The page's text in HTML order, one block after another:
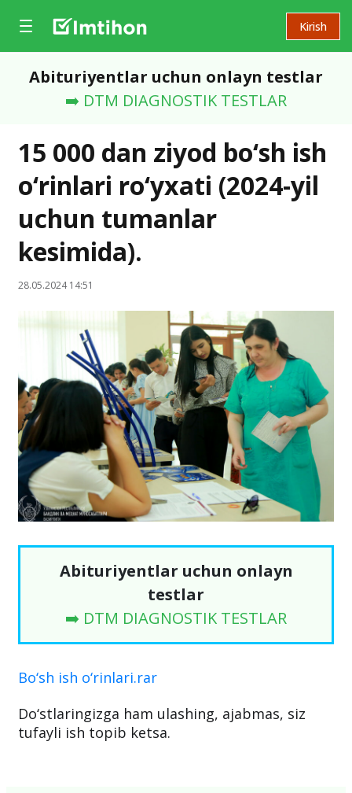
Kirish
Abituriyentlar uchun onlayn testlar
➡️ DTM DIAGNOSTIK TESTLAR
15 000 dan ziyod bo‘sh ish
o‘rinlari ro‘yxati (2024-yil
uchun tumanlar
kesimida).
28.05.2024 14:51
Abituriyentlar uchun onlayn
testlar
➡️ DTM DIAGNOSTIK TESTLAR
Bo‘sh ish o‘rinlari.rar
Do‘stlaringizga ham ulashing, ajabmas, siz
tufayli ish topib ketsa.